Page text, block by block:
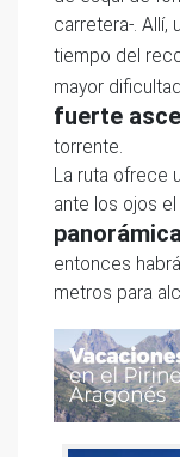
carretera-. Allí,
tiempo del
mayor
fuerte
torrente.
La ruta ofrece
ante los ojos
entonces
metros para